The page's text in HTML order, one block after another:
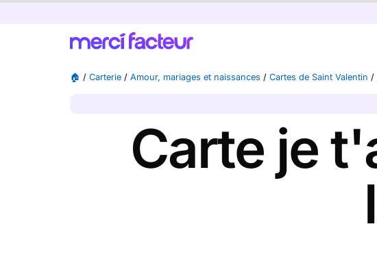
🏠 / Carterie / Amour, mariages et naissances / Cartes de Saint Valentin /
Carte je